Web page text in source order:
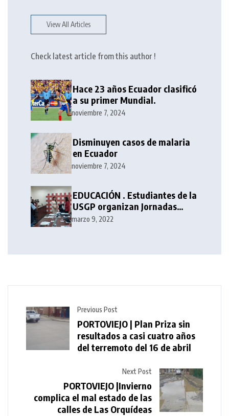
View All Articles
Check latest article from this author !
Hace 23 años Ecuador clasificó
a su primer Mundial.
noviembre 7, 2024
Disminuyen casos de malaria
en Ecuador
noviembre 7, 2024
EDUCACIÓN . Estudiantes de la
USGP organizan Jornadas
Académicas de Periodismo
marzo 9, 2022
Previous Post
PORTOVIEJO | Plan Priza sin
resultados a casi cuatro años
del terremoto del 16 de abril
Next Post
PORTOVIEJO |Invierno
complica el mal estado de las
calles de Las Orquídeas